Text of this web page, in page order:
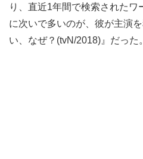
り、直近1年間で検索されたワ
に次いで多いのが、彼が主演
い、なぜ？(tvN/2018)』だった。